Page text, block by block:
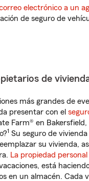
electrónico a un
de seguro de
de
más grandes de
presentar con el
Farm® en
1 Su seguro de
su vivienda,
La propiedad personal
está
en un almacén. Cada